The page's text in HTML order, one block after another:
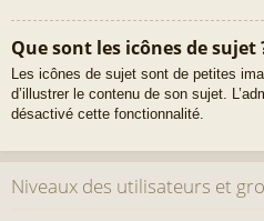
Que sont les icônes de sujet
Les icônes de sujet sont de petites
d’illustrer le contenu de son sujet.
désactivé cette fonctionnalité.
Niveaux des utilisateurs et